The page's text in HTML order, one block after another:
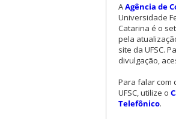
AAgência de
Universidade
Catarina é o
pela
site da UFSC.
divulgação,
Para falar com
UFSC, utilize o
Telefônico.